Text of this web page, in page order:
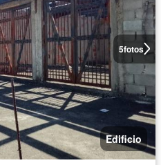
5fotos
Edificio